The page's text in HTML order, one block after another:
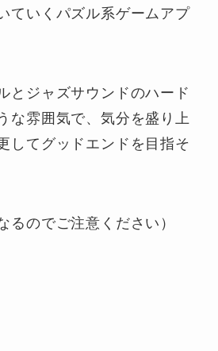
ていくパズル系ゲームアプ
とジャズサウンドのハード
な雰囲気で、気分を盛り上
してグッドエンドを目指そ
るのでご注意ください）